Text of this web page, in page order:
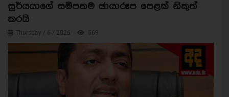
සූර්යයාගේ සමීපතම ඡායාරූප පෙළක් නිකුත්
කරයි
Thursday / 6 / 2026 569